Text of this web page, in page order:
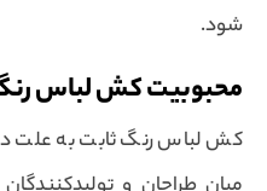
شود.
محبوبیت کش لباس
کش لباس رنگ ثابت به علت